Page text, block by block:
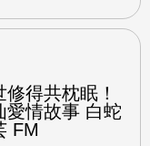
得共枕眠！
愛情故事 白蛇
FM